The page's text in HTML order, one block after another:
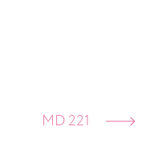
MD 221